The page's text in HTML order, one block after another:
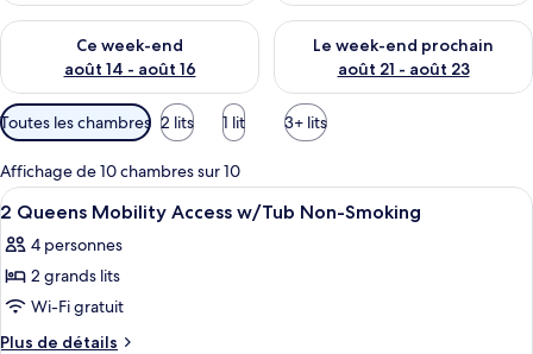
Ce week-end
août 14 - août 16
Vérifier la disponibilité pour ce week-end août 14 - août 16
Le week-end prochain
août 21 - août 23
Vérifier la disponibilité pour
Filtres
disponibles
pour
les
chambres
Toutes les chambres 2 lits 1 lit 3+ lits
Affichage de 10 chambres sur 10
Afficher
toutes
les
photos
pour
ce
Une chambre d’hôtel avec deux lits,
2
2 Queens Mobility Access w/Tub Non-Smoking
4 personnes
2 grands lits
Wi-Fi gratuit
Plus de détails
Plus